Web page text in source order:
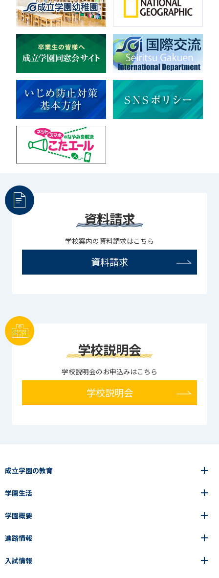
地域ボランティア
美術
マルチメディア
ライフワーク
新日本芸能
宇宙探究
赤門倶楽部
資料請求
学校案内の資料請求はこちら
資料請求
学校説明会
学校説明会のお申込みはこちら
学校説明会
成立学園の教育
6年間の一貫教育
中学校
高等学校
成立メソッド
教科指導の特徴
中学校
成立メソッド
成立学園ならではの教育
学園生活
年間行事
施設紹介
制服
学園概要
学園の歩み
アクセス
進路情報
進路・進学
入試情報